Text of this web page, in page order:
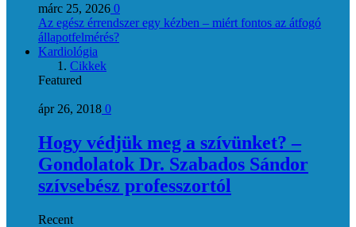
márc 25, 2026 0
Az egész érrendszer egy kézben – miért fontos az átfogó
állapotfelmérés?
Kardiológia
Cikkek
Featured
ápr 26, 2018 0
Hogy védjük meg a szívünket? –
Gondolatok Dr. Szabados Sándor
szívsebész professzortól
Recent